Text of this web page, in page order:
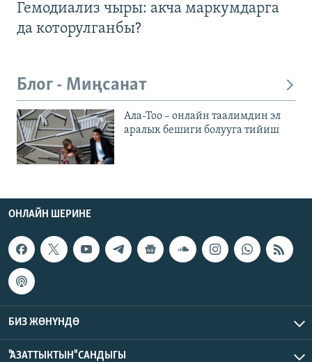
Гемодиализ чыры: акча маркумдарга
да которулганбы?
Блог - Миңсанат
Ала-Тоо – онлайн таалимдин эл
аралык бешиги болууга тийиш
ОНЛАЙН ШЕРИНЕ
БИЗ ЖӨНҮНДӨ
"АЗАТТЫКТЫН" САНДЫГЫ